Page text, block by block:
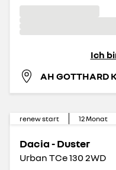
Ich
renew start 12Monat
Dacia - Duster
Urban TCe 130 2WD